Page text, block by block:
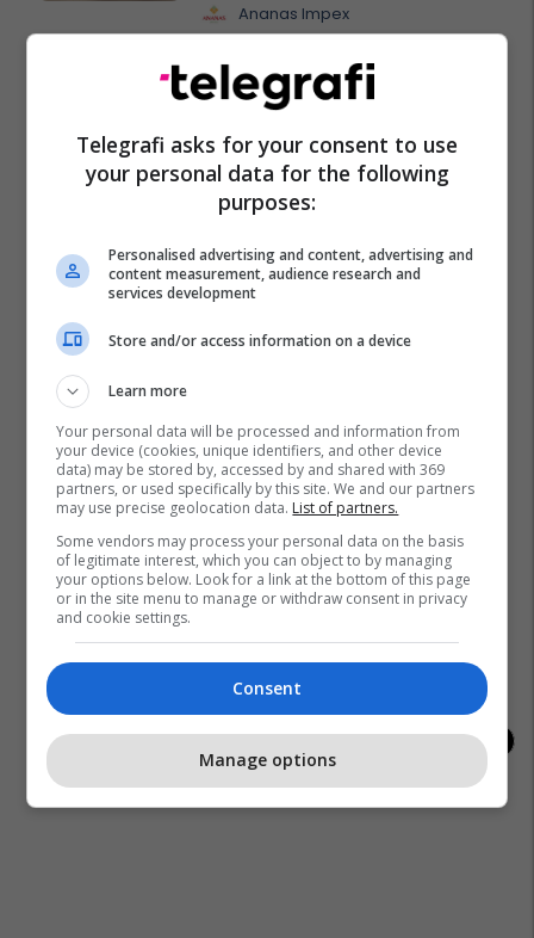
Ananas Impex
Maturant, puno nga shtëpia!
Studio Siguri Kibernetike ose
Programim
Cacttus Education
Fafa Resorts
Kampionati Botëror 2026
Kampionatet Botërore: Një histori e
Telegrafi asks for your consent to use
your personal data for the following
purposes:
Personalised advertising and content, advertising and
content measurement, audience research and
services development
Store and/or access information on a device
Learn more
Your personal data will be processed and information from
your device (cookies, unique identifiers, and other device
data) may be stored by, accessed by and shared with 369
partners, or used specifically by this site. We and our partners
may use precise geolocation data. List of partners.
Some vendors may process your personal data on the basis
of legitimate interest, which you can object to by managing
your options below. Look for a link at the bottom of this page
or in the site menu to manage or withdraw consent in privacy
and cookie settings.
Consent
Manage options